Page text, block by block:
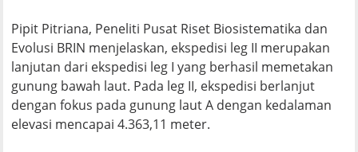
Pipit Pitriana, Peneliti Pusat Riset Biosistematika dan
Evolusi BRIN menjelaskan, ekspedisi leg II merupakan
lanjutan dari ekspedisi leg I yang berhasil memetakan
gunung bawah laut. Pada leg II, ekspedisi berlanjut
dengan fokus pada gunung laut A dengan kedalaman
elevasi mencapai 4.363,11 meter.